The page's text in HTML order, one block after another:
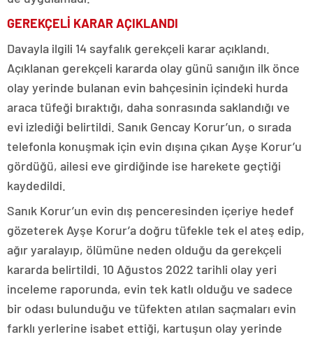
GEREKÇELİ KARAR AÇIKLANDI
Davayla ilgili 14 sayfalık gerekçeli karar açıklandı.
Açıklanan gerekçeli kararda olay günü sanığın ilk önce
olay yerinde bulanan evin bahçesinin içindeki hurda
araca tüfeği bıraktığı, daha sonrasında saklandığı ve
evi izlediği belirtildi. Sanık Gencay Korur’un, o sırada
telefonla konuşmak için evin dışına çıkan Ayşe Korur’u
gördüğü, ailesi eve girdiğinde ise harekete geçtiği
kaydedildi.
Sanık Korur’un evin dış penceresinden içeriye hedef
gözeterek Ayşe Korur’a doğru tüfekle tek el ateş edip,
ağır yaralayıp, ölümüne neden olduğu da gerekçeli
kararda belirtildi. 10 Ağustos 2022 tarihli olay yeri
inceleme raporunda, evin tek katlı olduğu ve sadece
bir odası bulunduğu ve tüfekten atılan saçmaları evin
farklı yerlerine isabet ettiği, kartuşun olay yerinde